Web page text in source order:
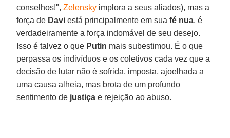
conselhos!",Zelensky implora a seus aliados), mas a
força de Davi está principalmente em suafé nua, é
verdadeiramente a força indomável de seu desejo.
Isso é talvez o que Putin mais subestimou. É o que
perpassa os indivíduos e os coletivos cada vez que a
decisão de lutar não é sofrida, imposta, ajoelhada a
uma causa alheia, mas brota de um profundo
sentimento de justiça e rejeição ao abuso.